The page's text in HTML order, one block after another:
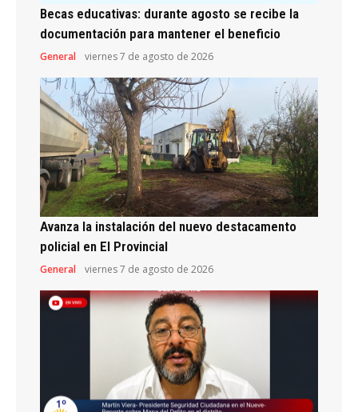
Becas educativas: durante agosto se recibe la
documentación para mantener el beneficio
General viernes 7 de agosto de 2026
Avanza la instalación del nuevo destacamento
policial en El Provincial
General viernes 7 de agosto de 2026